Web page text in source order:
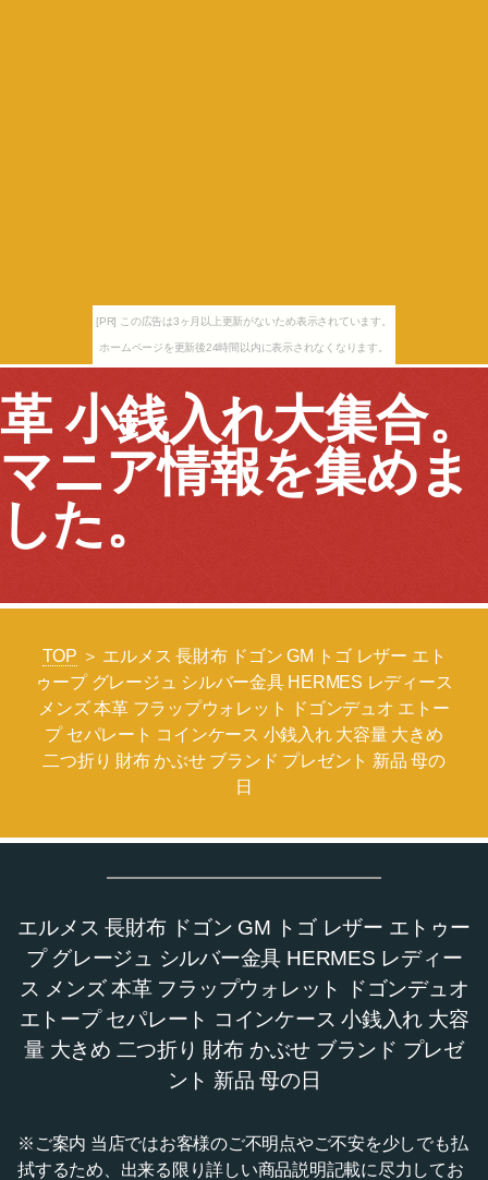
[PR] この広告は3ヶ月以上更新がないため表示されています。
ホームページを更新後24時間以内に表示されなくなります。
革 小銭入れ大集合。
マニア情報を集めま
した。
TOP ＞ エルメス 長財布 ドゴン GM トゴ レザー エト
ゥープ グレージュ シルバー金具 HERMES レディース
メンズ 本革 フラップウォレット ドゴンデュオ エトー
プ セパレート コインケース 小銭入れ 大容量 大きめ
二つ折り 財布 かぶせ ブランド プレゼント 新品 母の
日
エルメス 長財布 ドゴン GM トゴ レザー エトゥー
プ グレージュ シルバー金具 HERMES レディー
ス メンズ 本革 フラップウォレット ドゴンデュオ
エトープ セパレート コインケース 小銭入れ 大容
量 大きめ 二つ折り 財布 かぶせ ブランド プレゼ
ント 新品 母の日
※ご案内 当店ではお客様のご不明点やご不安を少しでも払
拭するため、出来る限り詳しい商品説明記載に尽力してお